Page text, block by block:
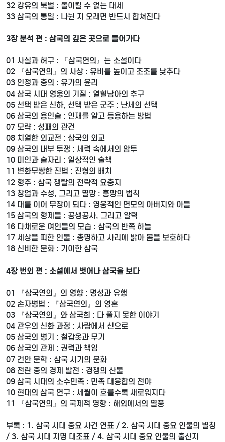
32 강유의 북벌 : 돌이킬 수 없는 대세
33 삼국의 통일 : 나뉜 지 오래면 반드시 합쳐진다
3장 분석 편 : 삼국의 깊은 곳으로 들어가다
01 사실과 허구 : 『삼국연의』는 소설이다
02 『삼국연의』의 사상 : 유비를 높이고 조조를 낮추다
03 인정과 충의 : 유가의 윤리
04 삼국 시대 영웅의 기질 : 열혈남아의 추구
05 선택 받은 신하, 선택 받은 군주 : 난세의 선택
06 삼국의 용인술 : 인재를 알고 등용하는 방법
07 모략 : 성패의 관건
08 치열한 외교전 : 삼국의 외교
09 삼국의 내부 투쟁 : 세력 속에서의 암투
10 미인과 술자리 : 일상적인 술책
11 변화무쌍한 진법 : 진형의 배치
12 형주 : 삼국 쟁탈의 전략적 요충지
13 창업과 수성, 그리고 멸망 : 흥망의 법칙
14 대를 이어 무장이 되다 : 영웅적인 면모의 아버지와 아들
15 삼국의 형제들 : 공생공사, 그리고 알력
16 다채로운 여인들의 모습 : 삼국의 반쪽 하늘
17 세상을 피한 인물 : 총명하고 사리에 밝아 몸을 보호하다
18 신비한 문화 : 기이한 삼국
4장 번외 편 : 소설에서 벗어나 삼국을 보다
01 『삼국연의』의 영향 : 명성과 유행
02 손자병법 : 『삼국연의』의 영혼
03 『삼국연의』와 삼국희 : 다 풀지 못한 이야기
04 관우의 신화 과정 : 사람에서 신으로
05 삼국의 병기 : 철갑옷과 무기
06 삼국의 관제 : 권력과 책임
07 건안 문학 : 삼국 시기의 문화
08 전란 중의 경제 발전 : 경쟁의 산물
09 삼국 시대의 소수민족 : 민족 대융합의 전야
10 현대의 삼국 연구 : 세월이 흐를수록 새로워지다
11 『삼국연의』의 국제적 영향 : 해외에서의 열풍
부록 : 1. 삼국 시대 중요 사건 연표 / 2. 삼국 시대 중요 인물의 별칭
/ 3. 삼국 시대 지명 대조표 / 4. 삼국 시대 중요 인물의 출신지